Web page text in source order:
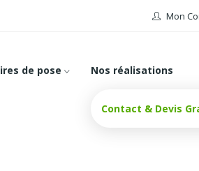
Mon
de pose Nos réalisations
Contact & Devis